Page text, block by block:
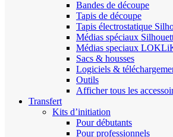
Bandes de découpe
Tapis de découpe
Tapis électrostatique
Médias spéciaux
Médias speciaux
Sacs & housses
Logiciels &
Outils
Afficher tous les
Transfert
Kits d’initiation
Pour débutants
Pour professionnels